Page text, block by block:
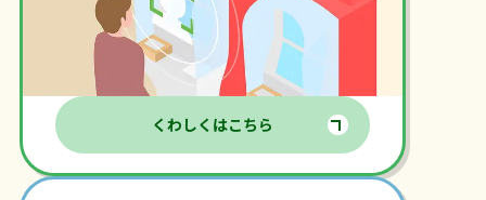
くわしくはこちら